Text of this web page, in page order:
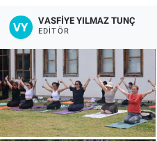
VASFIYE YILMAZ TUNÇ
EDITÖR